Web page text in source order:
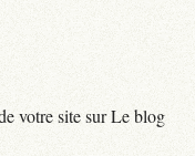
votre site sur Le blog